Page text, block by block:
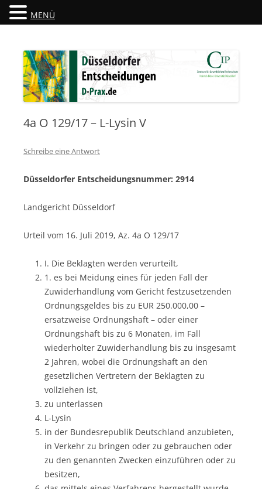
Düsseldorfer Entscheidungen
4a O 129/17 – L-Lysin V
Schreibe eine Antwort
Düsseldorfer Entscheidungsnummer: 2914
Landgericht Düsseldorf
Urteil vom 16. Juli 2019, Az. 4a O 129/17
I. Die Beklagten werden verurteilt,
1. es bei Meidung eines für jeden Fall der
Zuwiderhandlung vom Gericht festzusetzenden
Ordnungsgeldes bis zu EUR 250.000,00 –
ersatzweise Ordnungshaft – oder einer
Ordnungshaft bis zu 6 Monaten, im Fall
wiederholter Zuwiderhandlung bis zu insgesamt
2 Jahren, wobei die Ordnungshaft an den
gesetzlichen Vertretern der Beklagten zu
vollziehen ist,
zu unterlassen
L-Lysin
in der Bundesrepublik Deutschland anzubieten,
in Verkehr zu bringen oder zu gebrauchen oder
zu den genannten Zwecken einzuführen oder zu
besitzen,
MENÜ